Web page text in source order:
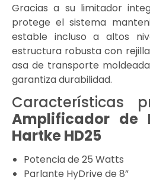
Gracias a su limitador
protege el sistema
estable incluso a altos
estructura robusta con
asa de transporte
garantiza durabilidad.
Características
Amplificador de
Hartke HD25
Potencia de 25 Watts
Parlante HyDrive de 8”